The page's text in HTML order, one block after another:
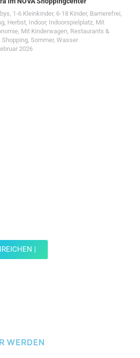
, 1-6 Kleinkinder, 6-18 Kinder, Barrierefrei,
, Herbst, Indoor, Indoorspielplatz, Mit
, Mit Kinderwagen, Restaurants &
Shopping, Sommer, Wasser
2026
|
WERDEN